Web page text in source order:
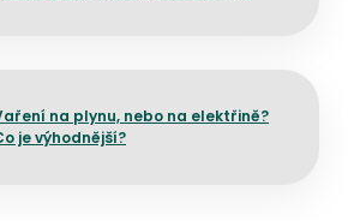
na plynu, nebo na elektřině?
je výhodnější?